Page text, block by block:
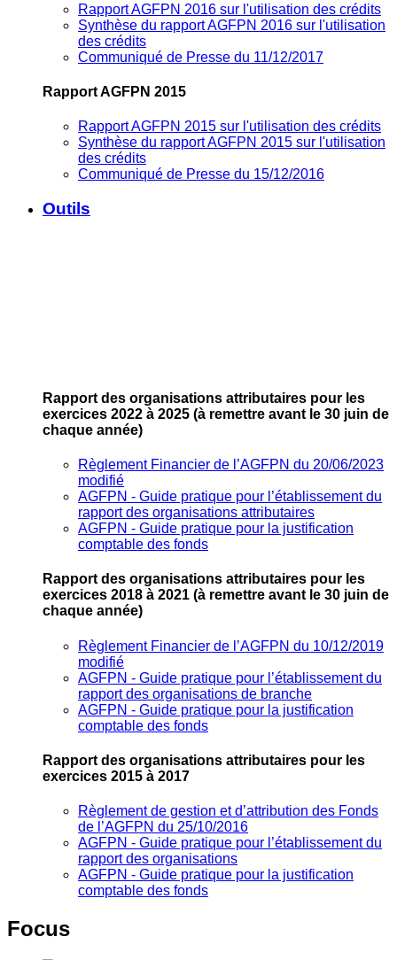
Rapport AGFPN 2016 sur l'utilisation des crédits
Synthèse du rapport AGFPN 2016 sur l'utilisation
des crédits
Communiqué de Presse du 11/12/2017
Rapport AGFPN 2015
Rapport AGFPN 2015 sur l'utilisation des crédits
Synthèse du rapport AGFPN 2015 sur l'utilisation
des crédits
Communiqué de Presse du 15/12/2016
Outils
Rapport des organisations attributaires pour les
exercices 2022 à 2025 (à remettre avant le 30 juin de
chaque année)
Règlement Financier de l’AGFPN du 20/06/2023
modifié
AGFPN ‐ Guide pratique pour l’établissement du
rapport des organisations attributaires
AGFPN ‐ Guide pratique pour la justification
comptable des fonds
Rapport des organisations attributaires pour les
exercices 2018 à 2021 (à remettre avant le 30 juin de
chaque année)
Règlement Financier de l’AGFPN du 10/12/2019
modifié
AGFPN ‐ Guide pratique pour l’établissement du
rapport des organisations de branche
AGFPN ‐ Guide pratique pour la justification
comptable des fonds
Rapport des organisations attributaires pour les
exercices 2015 à 2017
Règlement de gestion et d’attribution des Fonds
de l’AGFPN du 25/10/2016
AGFPN ‐ Guide pratique pour l’établissement du
rapport des organisations
AGFPN ‐ Guide pratique pour la justification
comptable des fonds
Focus